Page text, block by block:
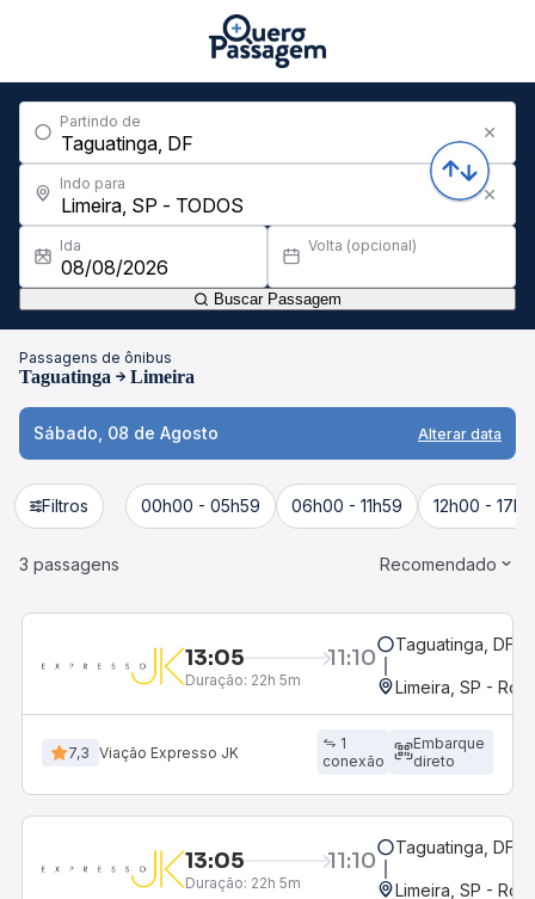
Partindo de
Indo para
Ida Volta (opcional)
Buscar Passagem
Passagens de ônibus
Taguatinga Limeira
Sábado, 08 de Agosto Alterar data
Filtros 00h00 - 05h59 06h00 - 11h59 12h00 -
3 passagens Recomendado
13:05 11:10
Duração: 22h 5m
Taguatinga, DF
Limeira, SP -
7,3 Viação Expresso JK
1
conexão
Embarque
direto
13:05 11:10
Duração: 22h 5m
Taguatinga, DF
Limeira, SP -